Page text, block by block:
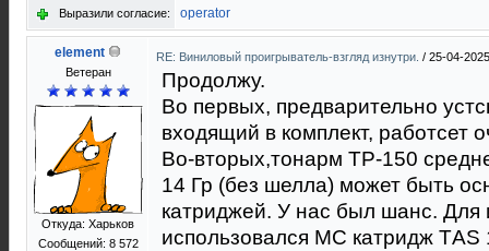
Выразили согласие: operator
element
Ветеран
Откуда: Харьков
Сообщений: 8 572
RE: Виниловый проигрыватель-взгляд изнутри. / 25-04-
Продолжу.
Во первых, предварительно
входящий в комплект, работсет
Во-вторых,тонарм ТР-150
14 Гр (без шелла) может быть
катриджей. У нас был шанс.
использовался МС катридж